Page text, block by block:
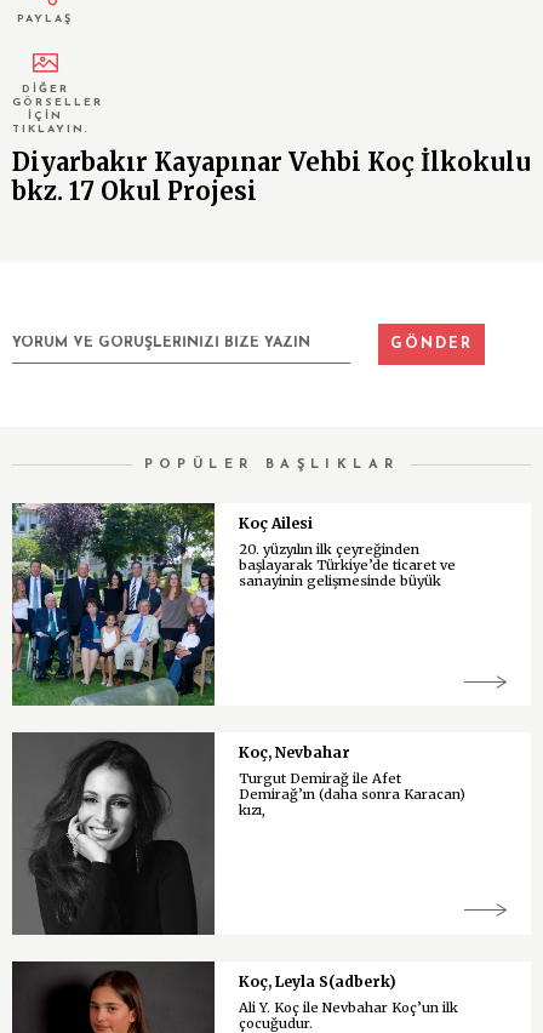
PAYLAŞ
DİĞER
GÖRSELLER
İÇİN
TIKLAYIN.
Diyarbakır Kayapınar Vehbi Koç İlkokulu
bkz. 17 Okul Projesi
POPÜLER BAŞLIKLAR
Koç Ailesi
20. yüzyılın ilk çeyreğinden
başlayarak Türkiye’de ticaret ve
sanayinin gelişmesinde büyük
Koç, Nevbahar
Turgut Demirağ ile Afet
Demirağ’ın (daha sonra Karacan)
kızı,
Koç, Leyla S(adberk)
Ali Y. Koç ile Nevbahar Koç’un ilk
çocuğudur.